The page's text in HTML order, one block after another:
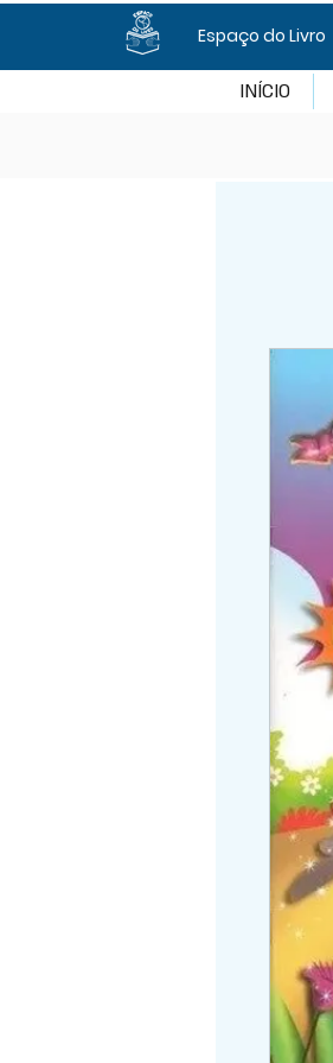
Espaço do Livro
INÍCIO